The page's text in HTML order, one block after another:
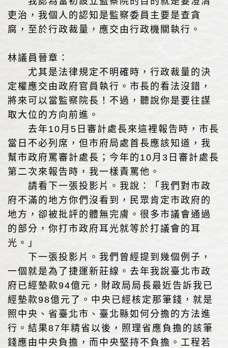
吏治，我個人的認知是監察委員主要是查貪
腐，至於行政裁量，應交由行政機關執行。
林議員晉章：
尤其是法律規定不明確時，行政裁量的決
定權應交由政府官員執行。市長的看法沒錯，
將來可以當監察院長！不過，聽說你是要往謀
取大位的方向前進。
去年10月5日審計處長來這裡報告時，市長
當日不必列席，但市府局處首長應該知道，我
幫市政府罵審計處長；今年的10月3日審計處長
第二次來報告時，我一樣責罵他。
請看下一張投影片。我說：「我們對市政
府不滿的地方你們沒看到，民眾肯定市政府的
地方，卻被批評的體無完膚。很多市議會通過
的部分，你打市政府耳光就等於打議會的耳
光。」
下一張投影片。我們曾經提到幾個例子，
一個就是為了捷運新莊線。去年我說臺北市政
府已經墊款94億元，財政局局長最近告訴我已
經墊款98億元了。中央已經核定那筆錢，就是
照中央、省臺北市、臺北縣如何分擔的方法進
行。結果87年精省以後，照理省應負擔的該筆
錢應由中央負擔，而中央堅持不負擔。工程若